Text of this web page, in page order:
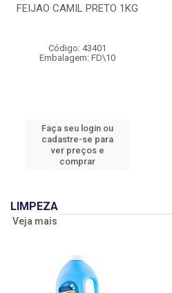
FEIJAO CAMIL PRETO 1KG
Código: 43401
Embalagem: FD\10
Faça seu login ou
cadastre-se para
ver preços e
comprar
LIMPEZA
Veja mais